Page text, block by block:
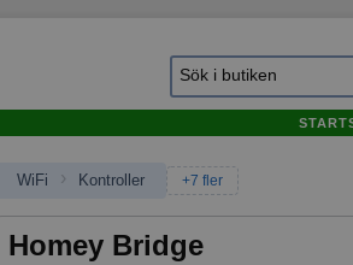
WiFi › Kontroller +7 fler
Homey Bridge